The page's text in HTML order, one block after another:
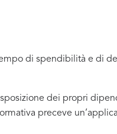
di spendibilità e di
dei propri
preceve